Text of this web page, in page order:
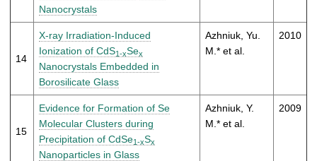
Nanocrystals
14
X-ray Irradiation-Induced
Ionization of CdS1-xSex
Nanocrystals Embedded in
Borosilicate Glass
Azhniuk, Yu.
M.* et al.
2010
15
Evidence for Formation of Se
Molecular Clusters during
Precipitation of CdSe1-xSx
Nanoparticles in Glass
Azhniuk, Y.
M.* et al.
2009